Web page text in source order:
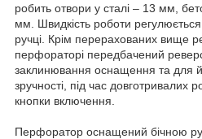
робить отвори у сталі – 13 мм,
мм. Швидкість роботи
ручці. Крім перерахованих вище
перфораторі передбачений
заклинювання оснащення та для
зручності, під час довготривалих
кнопки включення.
Перфоратор оснащений бічною